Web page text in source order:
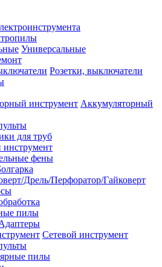
Универсальные
Розетки, выключатели
Аккумуляторный
для труб
фены
Дрель/Перфоратор/Гайковерт
пилы
Сетевой инструмент
пилы